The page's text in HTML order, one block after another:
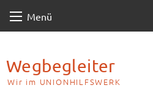
Menü
Wegbegleiter
Wir im UNIONHILFSWERK